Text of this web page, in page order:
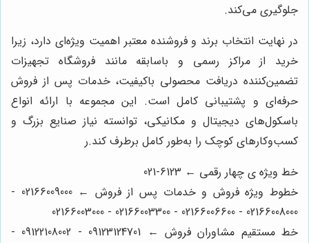
جلوگیری می‌کند.
در نهایت انتخاب برند و فروشنده معتبر اهمیت ویژه‌ای دارد، زیرا
خرید از مراکز رسمی و باسابقه مانند فروشگاه تجهیزات
تضمین‌کننده دریافت محصولی باکیفیت، خدمات پس از فروش
حرفه‌ای و پشتیبانی کامل است. این مجموعه با ارائه انواع
باسکول‌های دیجیتال و مکانیکی، توانسته نیاز صنایع بزرگ و
کسب‌وکارهای کوچک را به‌طور کامل برطرف کند.ر
خط ویژه ی چهار رقمی ← 6123-021
خطوط ویژه فروش و خدمات پس از فروش ← 02166009000 -
02166008000 - 02166006600 - 02166003300 - 02166003000
خط مستقیم مشاوران فروش ← 09123124701 - 09122108002 -